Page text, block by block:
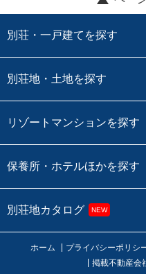
別荘・一戸建てを探す
別荘地・土地を探す
リゾートマンションを探す
保養所・ホテルほかを探す
別荘地カタログ NEW
ホーム プライバシーポリシ
掲載不動産会